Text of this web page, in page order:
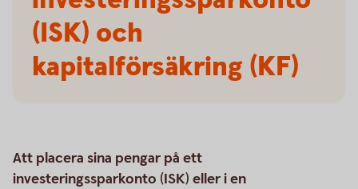
(ISK) och
kapitalförsäkring (KF)
Att placera sina pengar på ett
investeringssparkonto (ISK) eller i en